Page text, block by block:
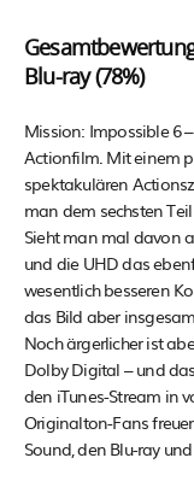
Blu-ray (78%)
Mission: Impossible 6
Actionfilm. Mit einem
spektakulären
man dem sechsten
Sieht man mal davon
und die UHD das
wesentlich besseren
das Bild aber
Noch ärgerlicher ist
Dolby Digital – und
den iTunes-Stream in
Originalton-Fans
Sound, den Blu-ray